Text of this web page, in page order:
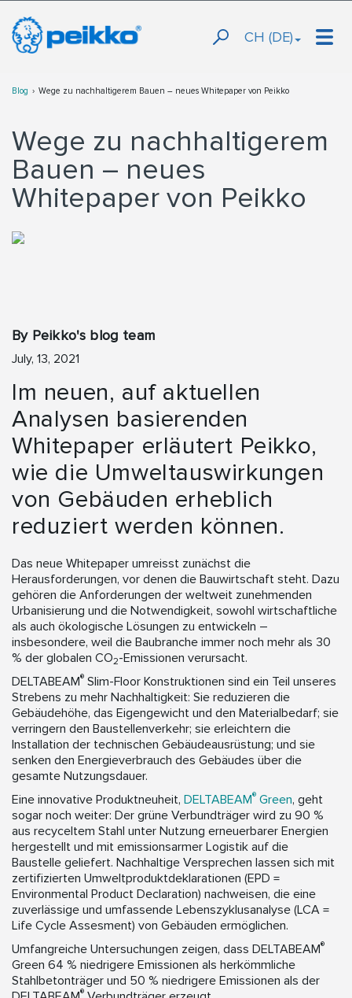
CH (DE)
Blog Wege zu nachhaltigerem Bauen – neues Whitepaper von Peikko
Wege zu nachhaltigerem
Bauen – neues
Whitepaper von Peikko
By Peikko's blog team
July, 13, 2021
Im neuen, auf aktuellen
Analysen basierenden
Whitepaper erläutert Peikko,
wie die Umweltauswirkungen
von Gebäuden erheblich
reduziert werden können.
Das neue Whitepaper umreisst zunächst die
Herausforderungen, vor denen die Bauwirtschaft steht. Dazu
gehören die Anforderungen der weltweit zunehmenden
Urbanisierung und die Notwendigkeit, sowohl wirtschaftliche
als auch ökologische Lösungen zu entwickeln –
insbesondere, weil die Baubranche immer noch mehr als 30
% der globalen CO2-Emissionen verursacht.
DELTABEAM® Slim-Floor Konstruktionen sind ein Teil unseres
Strebens zu mehr Nachhaltigkeit: Sie reduzieren die
Gebäudehöhe, das Eigengewicht und den Materialbedarf; sie
verringern den Baustellenverkehr; sie erleichtern die
Installation der technischen Gebäudeausrüstung; und sie
senken den Energieverbrauch des Gebäudes über die
gesamte Nutzungsdauer.
Eine innovative Produktneuheit, DELTABEAM® Green, geht
sogar noch weiter: Der grüne Verbundträger wird zu 90 %
aus recyceltem Stahl unter Nutzung erneuerbarer Energien
hergestellt und mit emissionsarmer Logistik auf die
Baustelle geliefert. Nachhaltige Versprechen lassen sich mit
zertifizierten Umweltproduktdeklarationen (EPD =
Environmental Product Declaration) nachweisen, die eine
zuverlässige und umfassende Lebenszyklusanalyse (LCA =
Life Cycle Assesment) von Gebäuden ermöglichen.
Umfangreiche Untersuchungen zeigen, dass DELTABEAM®
Green 64 % niedrigere Emissionen als herkömmliche
Stahlbetonträger und 50 % niedrigere Emissionen als der
®